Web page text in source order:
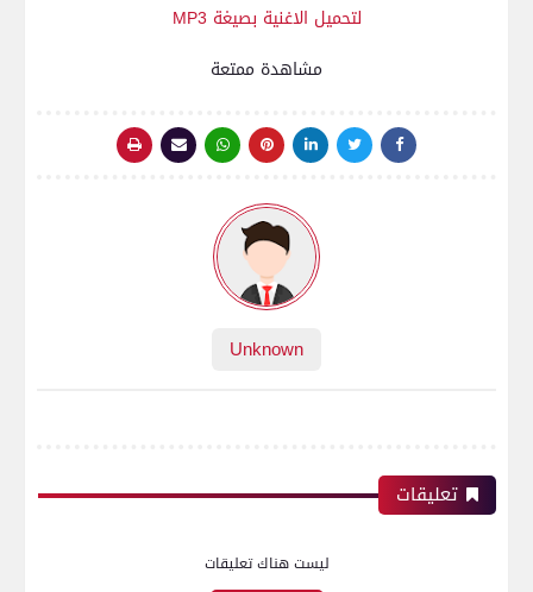
لتحميل الاغنية بصيغة MP3
مشاهدة ممتعة
Unknown
تعليقات
ليست هناك تعليقات